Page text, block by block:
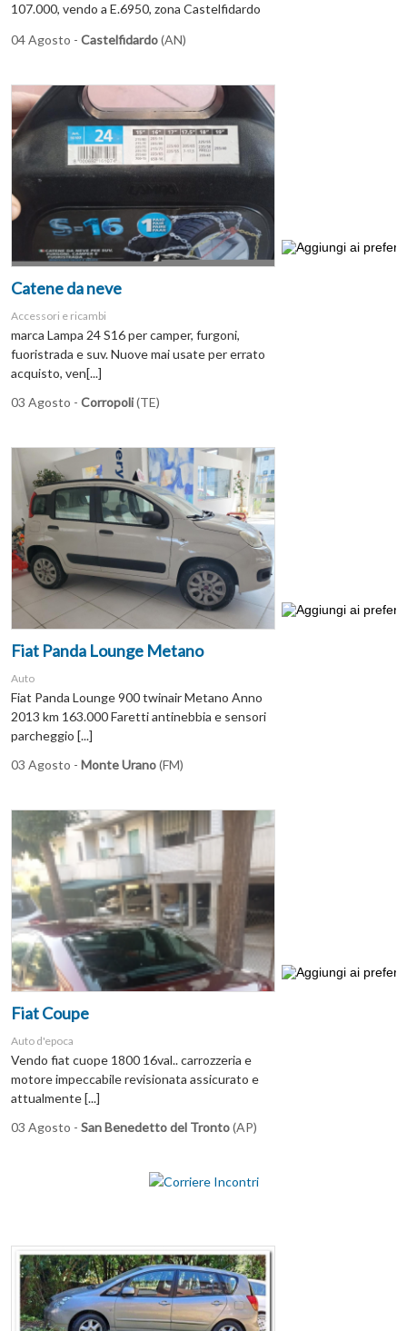
107.000, vendo a E.6950, zona Castelfidardo
04 Agosto - Castelfidardo(AN)
Catene da neve
Accessori e ricambi
marca Lampa 24 S16 per camper, furgoni,
fuoristrada e suv. Nuove mai usate per errato
acquisto, ven[...]
03 Agosto - Corropoli(TE)
Fiat Panda Lounge Metano
Auto
Fiat Panda Lounge 900 twinair Metano Anno
2013 km 163.000 Faretti antinebbia e sensori
parcheggio [...]
03 Agosto - Monte Urano(FM)
Fiat Coupe
Auto d'epoca
Vendo fiat cuope 1800 16val.. carrozzeria e
motore impeccabile revisionata assicurato e
attualmente [...]
03 Agosto - San Benedetto del Tronto(AP)